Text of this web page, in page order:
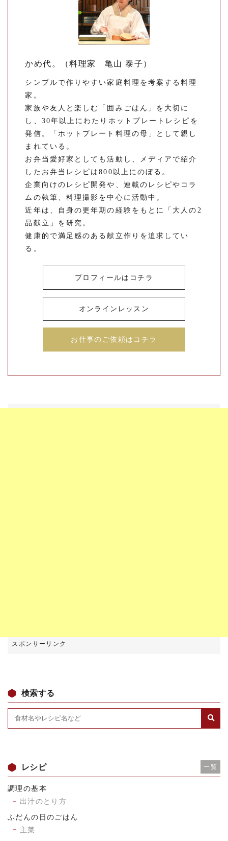
かめ代。（料理家 亀山 泰子）
シンプルで作りやすい家庭料理を考案する料理
家。
家族や友人と楽しむ「囲みごはん」を大切に
し、30年以上にわたりホットプレートレシピを
発信。「ホットプレート料理の母」として親し
まれている。
お弁当愛好家としても活動し、メディアで紹介
したお弁当レシピは800以上にのぼる。
企業向けのレシピ開発や、連載のレシピやコラ
ムの執筆、料理撮影を中心に活動中。
近年は、自身の更年期の経験をもとに「大人の2
品献立」を研究。
健康的で満足感のある献立作りを追求してい
る。
プロフィールはコチラ
オンラインレッスン
お仕事のご依頼はコチラ
検索する
レシピ 一覧
調理の基本
出汁のとり方
ふだんの日のごはん
主菜